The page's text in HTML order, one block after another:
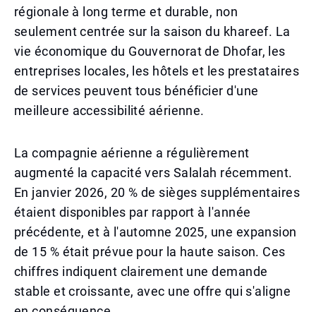
régionale à long terme et durable, non
seulement centrée sur la saison du khareef. La
vie économique du Gouvernorat de Dhofar, les
entreprises locales, les hôtels et les prestataires
de services peuvent tous bénéficier d'une
meilleure accessibilité aérienne.
La compagnie aérienne a régulièrement
augmenté la capacité vers Salalah récemment.
En janvier 2026, 20 % de sièges supplémentaires
étaient disponibles par rapport à l'année
précédente, et à l'automne 2025, une expansion
de 15 % était prévue pour la haute saison. Ces
chiffres indiquent clairement une demande
stable et croissante, avec une offre qui s'aligne